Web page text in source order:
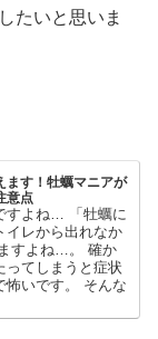
たいと思いま
ます！牡蠣マニアが
意点
すよね… 「牡蠣に
イレから出れなか
すよね…。 確か
ってしまうと症状
怖いです。 そんな